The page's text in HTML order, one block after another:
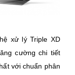
xử lý Triple XD
cường chi tiết
với chuẩn phân